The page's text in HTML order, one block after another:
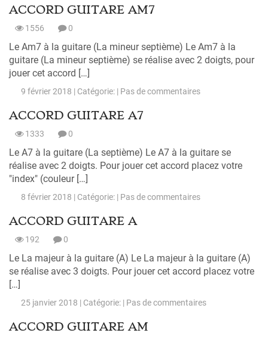
ACCORD GUITARE AM7
1556 0
Le Am7 à la guitare (La mineur septième) Le Am7 à la
guitare (La mineur septième) se réalise avec 2 doigts, pour
jouer cet accord […]
9 février 2018 | Catégorie: | Pas de commentaires
ACCORD GUITARE A7
1333 0
Le A7 à la guitare (La septième) Le A7 à la guitare se
réalise avec 2 doigts. Pour jouer cet accord placez votre
"index" (couleur […]
8 février 2018 | Catégorie: | Pas de commentaires
ACCORD GUITARE A
192 0
Le La majeur à la guitare (A) Le La majeur à la guitare (A)
se réalise avec 3 doigts. Pour jouer cet accord placez votre
[…]
25 janvier 2018 | Catégorie: | Pas de commentaires
ACCORD GUITARE AM